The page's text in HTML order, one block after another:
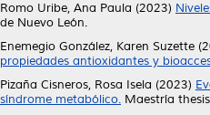
Romo Uribe, Ana Paula (2023)
de Nuevo León.
Enemegio González, Karen Suzette
propiedades antioxidantes y
Pizaña Cisneros, Rosa Isela (2023)
síndrome metabólico. Maestría